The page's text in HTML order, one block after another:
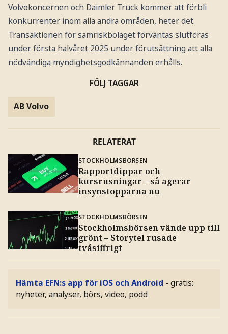
Volvokoncernen och Daimler Truck kommer att förbli
konkurrenter inom alla andra områden, heter det.
Transaktionen för samriskbolaget förväntas slutföras
under första halvåret 2025 under förutsättning att alla
nödvändiga myndighetsgodkännanden erhålls.
FÖLJ TAGGAR
AB Volvo
RELATERAT
STOCKHOLMSBÖRSEN
Rapportdippar och
kursrusningar – så agerar
insynstopparna nu
STOCKHOLMSBÖRSEN
Stockholmsbörsen vände upp till
grönt – Storytel rusade
tvåsiffrigt
Hämta EFN:s app för iOS och Android - gratis:
nyheter, analyser, börs, video, podd